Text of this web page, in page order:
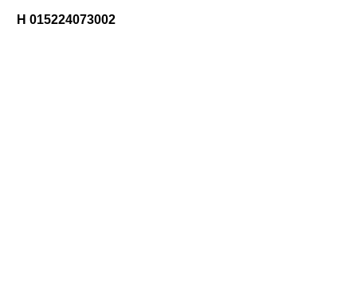
H 015224073002